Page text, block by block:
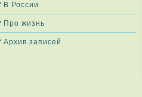
В России
Про жизнь
Архив запи­сей